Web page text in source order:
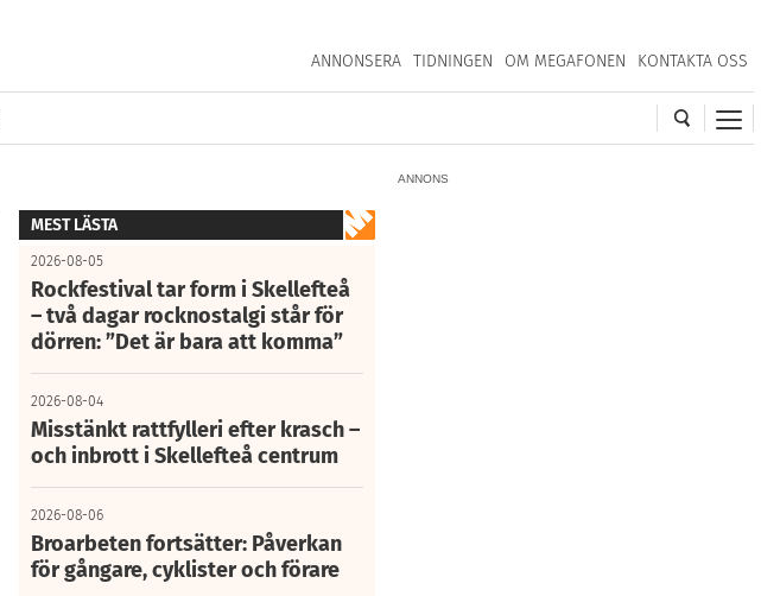
ANNONSERA TIDNINGEN OM MEGAFONEN KONTAKTA OSS
ANNONS
MEST LÄSTA
2026-08-05
Rockfestival tar form i Skellefteå
– två dagar rocknostalgi står för
dörren: ”Det är bara att komma”
2026-08-04
Misstänkt rattfylleri efter krasch –
och inbrott i Skellefteå centrum
2026-08-06
Broarbeten fortsätter: Påverkan
för gångare, cyklister och förare